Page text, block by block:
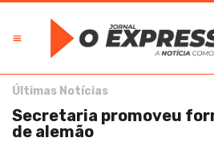
Últimas Notícias
Secretaria promoveu
de alemão